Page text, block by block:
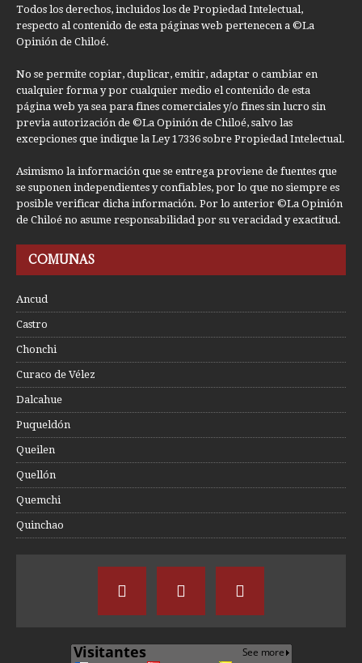
Todos los derechos, incluidos los de Propiedad Intelectual,
respecto al contenido de esta páginas web pertenecen a ©La
Opinión de Chiloé.
No se permite copiar, duplicar, emitir, adaptar o cambiar en
cualquier forma y por cualquier medio el contenido de esta
página web ya sea para fines comerciales y/o fines sin lucro sin
previa autorización de ©La Opinión de Chiloé, salvo las
excepciones que indique la Ley 17336 sobre Propiedad Intelectual.
Asimismo la información que se entrega proviene de fuentes que
se suponen independientes y confiables, por lo que no siempre es
posible verificar dicha información. Por lo anterior ©La Opinión
de Chiloé no asume responsabilidad por su veracidad y exactitud.
COMUNAS
Ancud
Castro
Chonchi
Curaco de Vélez
Dalcahue
Puqueldón
Queilen
Quellón
Quemchi
Quinchao